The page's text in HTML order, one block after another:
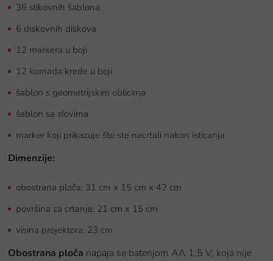
36 slikovnih šablona
6 diskovnih diskova
12 markera u boji
12 komada krede u boji
šablon s geometrijskim oblicima
šablon sa slovima
marker koji prikazuje što ste nacrtali nakon isticanja
Dimenzije:
obostrana ploča: 31 cm x 15 cm x 42 cm
površina za crtanje: 21 cm x 15 cm
visina projektora: 23 cm
Obostrana ploča napaja se baterijom AA 1,5 V, koja nije